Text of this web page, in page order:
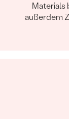
Materials
außerdem